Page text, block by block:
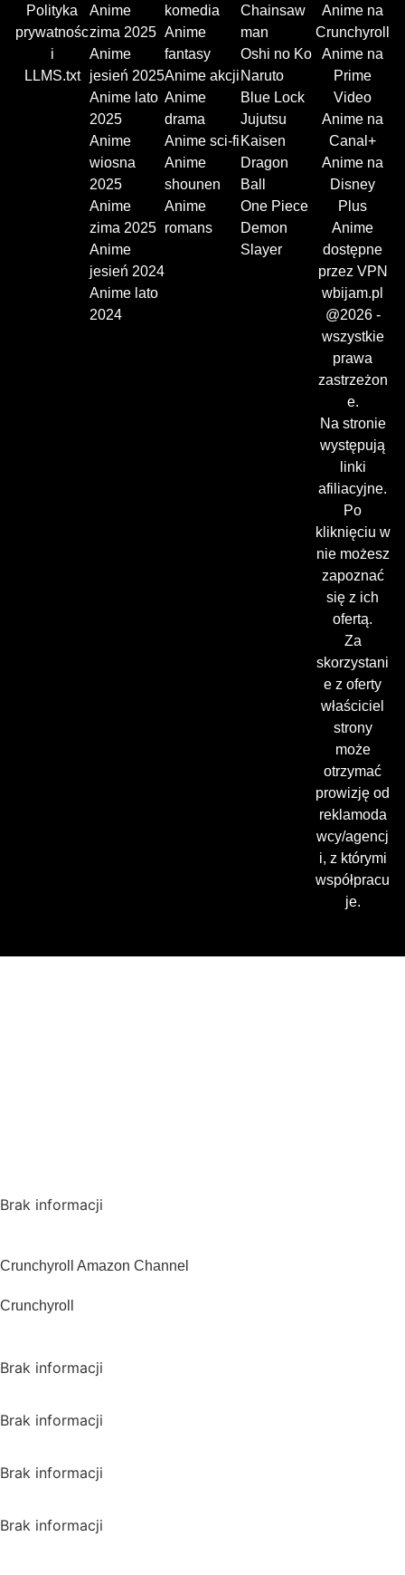
Polityka
prywatnośc
i
LLMS.txt
Anime
zima 2025
Anime
jesień 2025
Anime lato
2025
Anime
wiosna
2025
Anime
zima 2025
Anime
jesień 2024
Anime lato
2024
komedia
Anime
fantasy
Anime akcji
Anime
drama
Anime sci-fi
Anime
shounen
Anime
romans
Chainsaw
man
Oshi no Ko
Naruto
Blue Lock
Jujutsu
Kaisen
Dragon
Ball
One Piece
Demon
Slayer
Anime na
Crunchyroll
Anime na
Prime
Video
Anime na
Canal+
Anime na
Disney
Plus
Anime
dostępne
przez VPN
wbijam.pl
@2026 -
wszystkie
prawa
zastrzeżon
e.
Na stronie
występują
linki
afiliacyjne.
Po
kliknięciu w
nie możesz
zapoznać
się z ich
ofertą.
Za
skorzystani
e z oferty
właściciel
strony
może
otrzymać
prowizję od
reklamoda
wcy/agencj
i, z którymi
współpracu
je.
Brak informacji
Crunchyroll Amazon Channel
Crunchyroll
Brak informacji
Brak informacji
Brak informacji
Brak informacji